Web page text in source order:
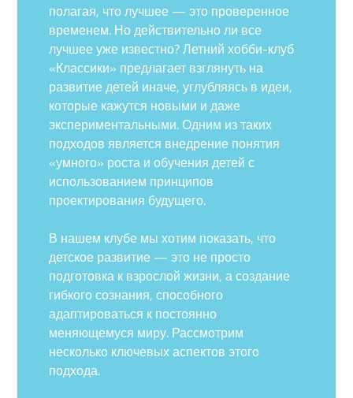
полагая, что лучшее — это проверенное
временем. Но действительно ли все
лучшее уже известно? Летний хобби-клуб
«Классики» предлагает взглянуть на
развитие детей иначе, углубляясь в идеи,
которые кажутся новыми и даже
экспериментальными. Одним из таких
подходов является внедрение понятия
«умного» роста и обучения детей с
использованием принципов
проектирования будущего.
В нашем клубе мы хотим показать, что
детское развитие — это не просто
подготовка к взрослой жизни, а создание
гибкого сознания, способного
адаптироваться к постоянно
меняющемуся миру. Рассмотрим
несколько ключевых аспектов этого
подхода.